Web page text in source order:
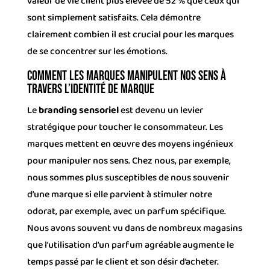
sont simplement satisfaits. Cela démontre
clairement combien il est crucial pour les marques
de se concentrer sur les émotions.
Comment les marques manipulent nos sens à
travers l’identité de marque
Lebranding sensorielest devenu un levier
stratégique pour toucher le consommateur. Les
marques mettent en œuvre des moyens ingénieux
pour manipuler nos sens. Chez nous, par exemple,
nous sommes plus susceptibles de nous souvenir
d’une marque si elle parvient à stimuler notre
odorat, par exemple, avec un parfum spécifique.
Nous avons souvent vu dans de nombreux magasins
que l’utilisation d’un parfum agréable augmente le
temps passé par le client et son désir d’acheter.